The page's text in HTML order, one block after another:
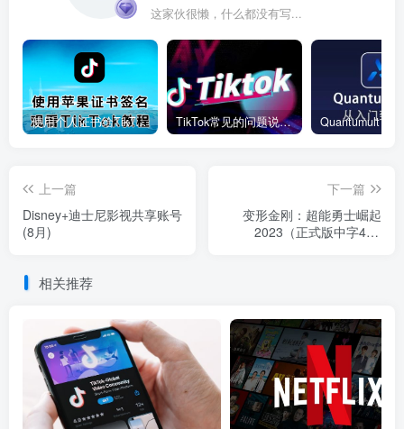
这家伙很懒，什么都没有写...
使用个人证书给TikTok签名安装(视频) TikTok常见的问题说明和解决方法
上一篇
Disney+迪士尼影视共享账号
(8月)
下一篇
变形金刚：超能勇士崛起
2023（正式版中字4K+
相关推荐